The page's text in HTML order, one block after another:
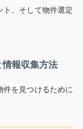
ト、そして物件選定
報収集方法
件を見つけるために